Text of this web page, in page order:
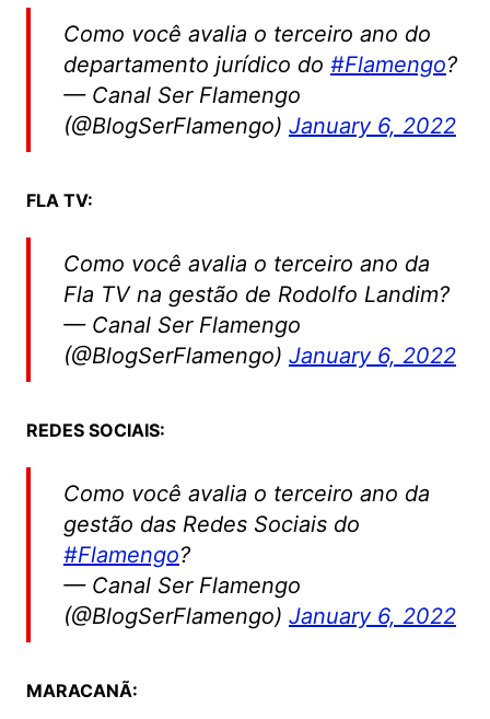
Como você avalia o terceiro ano do
departamento jurídico do #Flamengo?
— Canal Ser Flamengo
(@BlogSerFlamengo) January 6, 2022
FLA TV:
Como você avalia o terceiro ano da
Fla TV na gestão de Rodolfo Landim?
— Canal Ser Flamengo
(@BlogSerFlamengo) January 6, 2022
REDES SOCIAIS:
Como você avalia o terceiro ano da
gestão das Redes Sociais do
#Flamengo?
— Canal Ser Flamengo
(@BlogSerFlamengo) January 6, 2022
MARACANÃ: